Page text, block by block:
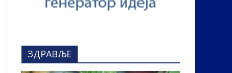
ЗДРАВЉЕ